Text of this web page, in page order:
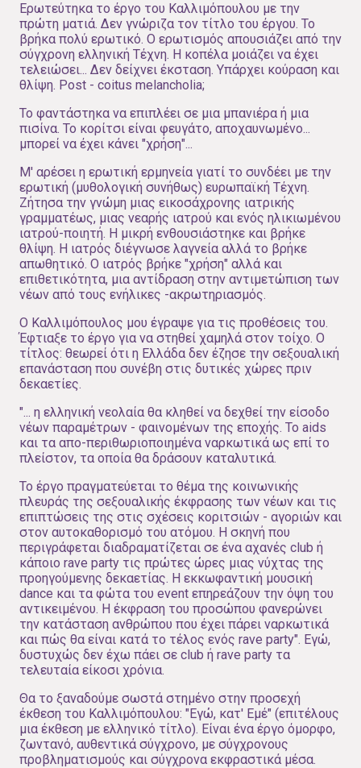
Ερωτεύτηκα το έργο του Καλλιμόπουλου με την
πρώτη ματιά. Δεν γνώριζα τον τίτλο του έργου. Το
βρήκα πολύ ερωτικό. Ο ερωτισμός απουσιάζει από την
σύγχρονη ελληνική Τέχνη. Η κοπέλα μοιάζει να έχει
τελειώσει... Δεν δείχνει έκσταση. Υπάρχει κούραση και
θλίψη. Post - coitus melancholia;
Το φαντάστηκα να επιπλέει σε μια μπανιέρα ή μια
πισίνα. Το κορίτσι είναι φευγάτο, αποχαυνωμένο...
μπορεί να έχει κάνει "χρήση"...
Μ' αρέσει η ερωτική ερμηνεία γιατί το συνδέει με την
ερωτική (μυθολογική συνήθως) ευρωπαϊκή Τέχνη.
Ζήτησα την γνώμη μιας εικοσάχρονης ιατρικής
γραμματέως, μιας νεαρής ιατρού και ενός ηλικιωμένου
ιατρού-ποιητή. Η μικρή ενθουσιάστηκε και βρήκε
θλίψη. Η ιατρός διέγνωσε λαγνεία αλλά το βρήκε
απωθητικό. Ο ιατρός βρήκε "χρήση" αλλά και
επιθετικότητα, μια αντίδραση στην αντιμετώπιση των
νέων από τους ενήλικες -ακρωτηριασμός.
Ο Καλλιμόπουλος μου έγραψε για τις προθέσεις του.
Έφτιαξε το έργο για να στηθεί χαμηλά στον τοίχο. Ο
τίτλος: θεωρεί ότι η Ελλάδα δεν έζησε την σεξουαλική
επανάσταση που συνέβη στις δυτικές χώρες πριν
δεκαετίες.
"... η ελληνική νεολαία θα κληθεί να δεχθεί την είσοδο
νέων παραμέτρων - φαινομένων της εποχής. Το aids
και τα απο-περιθωριοποιημένα ναρκωτικά ως επί το
πλείστον, τα οποία θα δράσουν καταλυτικά.
Το έργο πραγματεύεται το θέμα της κοινωνικής
πλευράς της σεξουαλικής έκφρασης των νέων και τις
επιπτώσεις της στις σχέσεις κοριτσιών - αγοριών και
στον αυτοκαθορισμό του ατόμου. Η σκηνή που
περιγράφεται διαδραματίζεται σε ένα αχανές club ή
κάποιο rave party τις πρώτες ώρες μιας νύχτας της
προηγούμενης δεκαετίας. Η εκκωφαντική μουσική
dance και τα φώτα του event επηρεάζουν την όψη του
αντικειμένου. Η έκφραση του προσώπου φανερώνει
την κατάσταση ανθρώπου που έχει πάρει ναρκωτικά
και πώς θα είναι κατά το τέλος ενός rave party". Εγώ,
δυστυχώς δεν έχω πάει σε club ή rave party τα
τελευταία είκοσι χρόνια.
Θα το ξαναδούμε σωστά στημένο στην προσεχή
έκθεση του Καλλιμόπουλου: "Εγώ, κατ' Εμέ" (επιτέλους
μια έκθεση με ελληνικό τίτλο). Είναι ένα έργο όμορφο,
ζωντανό, αυθεντικά σύγχρονο, με σύγχρονους
προβληματισμούς και σύγχρονα εκφραστικά μέσα.